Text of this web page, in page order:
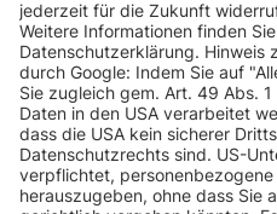
INFORMATIONEN
KUNDENSERVICE
INFORMATIONEN